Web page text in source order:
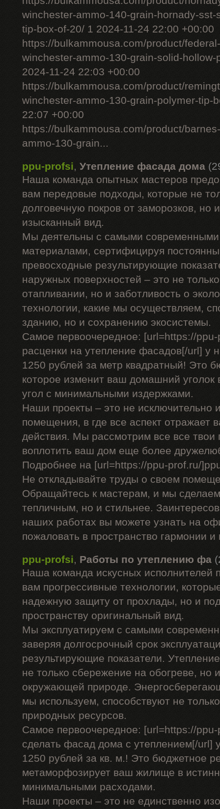
winchester-ammo-140-grain-hornady-
tip-box-of-20/ 1 2024-11-24 22:00 +00:00
https://bulkammousa.com/product/
winchester-ammo-130-grain-solid-
2024-11-24 22:03 +00:00
https://bulkammousa.com/product/
winchester-ammo-130-grain-polymer-tip-
22:07 +00:00
https://bulkammousa.com/product/
ammo-130-grain...
ppu-profsi, Утепление фасада дома
Наша команда опытных мастеров
вам передовые подходы, которые не
долговечную покров от заморозков,
изысканный вид.
Мы деятельны с самыми современными
материалами, сертифицируя
превосходные результирующие
наружных поверхностей – это не
отапливании, но и заботливость о
технологии, какие мы осуществляем,
зданию, но и сохранению экосистемы.
Самое первоочередное: [url=https://
расценки на утепление фасадов[/url] у
1250 рублей за метр квадратный! Это
которое изменит ваш домашний уголок
угол с минимальными издержками.
Наши проекты – это не исключительно
помещения, в где все аспект отражает
действия. Мы рассмотрим все все твои
воплотить ваш дом еще более
Подробнее на [url=https://ppu-prof.ru/
Не откладывайте труды о своем
Обращайтесь к мастерам, и мы
тепличным, но и стильнее.
наших работах вы можете узнать на
пожаловать в пространство гармонии
ppu-profsi, Работы по утеплению фа
Наша команда искусных исполнителей
вам прогрессивные технологии,
надежную защиту от прохлады, но и
пространству оригинальный вид.
Мы эксплуатируем с самыми
заверяя долгосрочный срок
результирующие показатели.
не только сбережение на обогреве, но
окружающей природе.
мы используем, способствуют не
природных ресурсов.
Самое первоочередное: [url=https://ppu-
сделать фасад дома с утеплением[/url]
1250 рублей за кв. м.! Это бюджетное
метаморфозирует ваш жилище в
минимальными расходами.
Наши проекты – это не единственно